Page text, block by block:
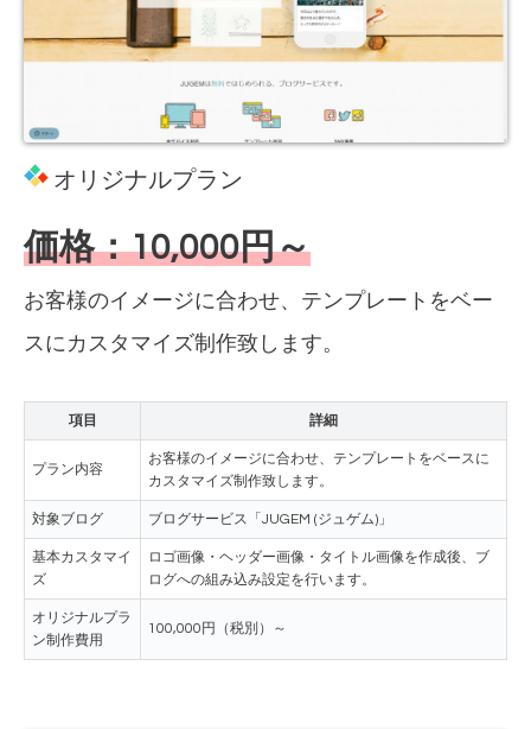
オリジナルプラン
価格：10,000円～
お客様のイメージに合わせ、テンプレートをベー
スにカスタマイズ制作致します。
項目 詳細
プラン内容
お客様のイメージに合わせ、テンプレートをベースに
カスタマイズ制作致します。
対象ブログ ブログサービス「JUGEM (ジュゲム)」
基本カスタマイ
ズ
ロゴ画像・ヘッダー画像・タイトル画像を作成後、ブ
ログへの組み込み設定を行います。
オリジナルプラ
ン制作費用
100,000円（税別）～